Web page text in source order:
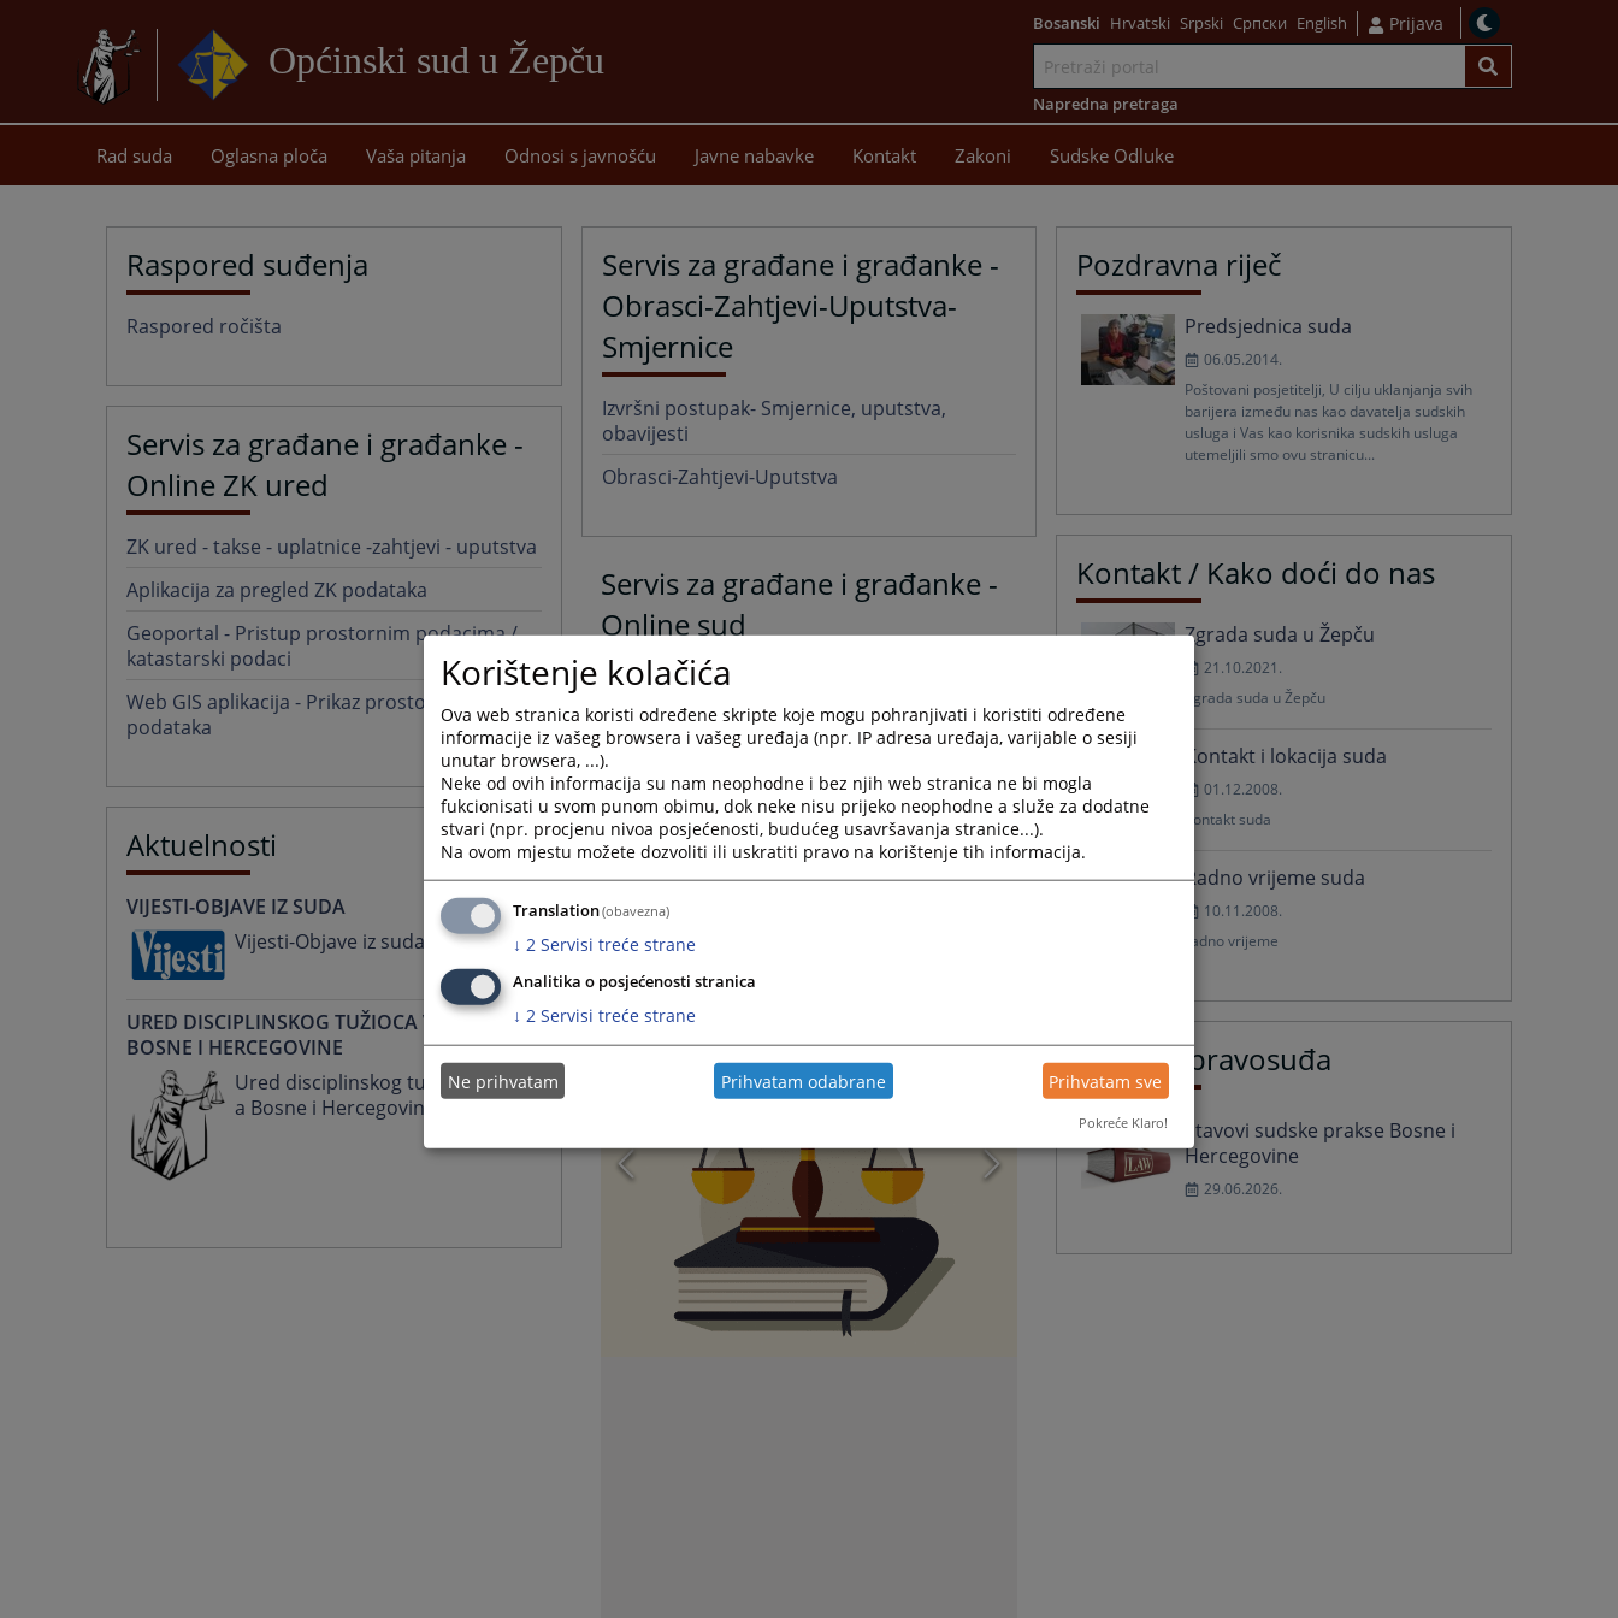
Općinski sud u Žepču
sadržaj
Bosanski Hrvatski Srpski Српски English Prijava
Napredna pretraga
Rad suda Oglasna ploča Vaša pitanja Odnosi s javnošću Javne nabavke Kontakt Zakoni Sudske Odluke
Raspored suđenja
Raspored ročišta
Servis za građane i građanke -
Online ZK ured
ZK ured - takse - uplatnice -zahtjevi - uputstva
Aplikacija za pregled ZK podataka
Geoportal - Pristup prostornim podacima /
katastarski podaci
Web GIS aplikacija - Prikaz prostornih
podataka
Aktuelnosti
VIJESTI-OBJAVE IZ SUDA
Vijesti-Objave iz suda
URED DISCIPLINSKOG TUŽIOCA VSTV-A
BOSNE I HERCEGOVINE
Ured disciplinskog tužioca VSTV-
a Bosne i Hercegovine
Servis za građane i građanke -
Obrasci-Zahtjevi-Uputstva-
Smjernice
Izvršni postupak- Smjernice, uputstva,
obavijesti
Obrasci-Zahtjevi-Uputstva
Servis za građane i građanke -
Online sud
Pozdravna riječ
Predsjednica suda
06.05.2014.
Poštovani posjetitelji, U cilju uklanjanja svih
barijera između nas kao davatelja sudskih
usluga i Vas kao korisnika sudskih usluga
utemeljili smo ovu stranicu...
Kontakt / Kako doći do nas
Zgrada suda u Žepču
21.10.2021.
Zgrada suda u Žepču
Kontakt i lokacija suda
01.12.2008.
Kontakt suda
Radno vrijeme suda
10.11.2008.
radno vrijeme
Vijesti iz pravosuđa
Stavovi sudske prakse Bosne i
Hercegovine
29.06.2026.
Korištenje kolačića
Ova web stranica koristi određene skripte koje mogu pohranjivati i koristiti određene
informacije iz vašeg browsera i vašeg uređaja (npr. IP adresa uređaja, varijable o sesiji
unutar browsera, ...).
Neke od ovih informacija su nam neophodne i bez njih web stranica ne bi mogla
fukcionisati u svom punom obimu, dok neke nisu prijeko neophodne a služe za dodatne
stvari (npr. procjenu nivoa posjećenosti, budućeg usavršavanja stranice...).
Na ovom mjestu možete dozvoliti ili uskratiti pravo na korištenje tih informacija.
Translation(obavezna)
↓ 2 Servisi treće strane
Analitika o posjećenosti stranica
↓ 2 Servisi treće strane
Ne prihvatam Prihvatam odabrane Prihvatam sve
Pokreće Klaro!